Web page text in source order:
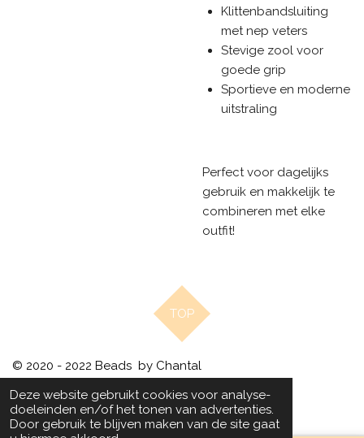
Deze website gebruikt cookies voor analyse-
doeleinden en/of het tonen van advertenties.
Door gebruik te blijven maken van de site gaat
Klittenbandsluiting
met nep veters
Stevige zool voor
goede grip
Sportieve en moderne
uitstraling
Perfect voor dagelijks
gebruik en makkelijk te
combineren met elke
outfit!
TOP
© 2020 - 2022 Beads by Chantal